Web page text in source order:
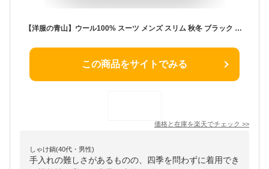
【洋服の青山】ウール100% スーツ メンズ スリム 秋冬 ブラック 黒 ストライプ 大きいサイズ シングル 2ボタン 背抜き ノータック 保温性 吸放湿性 シワになりにくい 防臭 光沢感 上品 艶 着心地良い ビジネス オフィス 通勤 商談 営業 会議 講談 式典 50代 男性 紳士服 背広
この商品をサイトでみる
価格と在庫を楽天でチェック >>
しゃけ鍋(40代・男性)
手入れの難しさがあるものの、四季を問わずに着用でき